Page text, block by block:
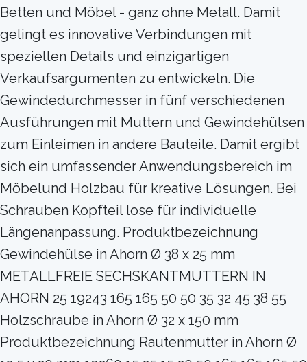
Betten und Möbel - ganz ohne Metall. Damit
gelingt es innovative Verbindungen mit
speziellen Details und einzigartigen
Verkaufsargumenten zu entwickeln. Die
Gewindedurchmesser in fünf verschiedenen
Ausführungen mit Muttern und Gewindehülsen
zum Einleimen in andere Bauteile. Damit ergibt
sich ein umfassender Anwendungsbereich im
Möbelund Holzbau für kreative Lösungen. Bei
Schrauben Kopfteil lose für individuelle
Längenanpassung. Produktbezeichnung
Gewindehülse in Ahorn Ø 38 x 25 mm
METALLFREIE SECHSKANTMUTTERN IN
AHORN 25 19243 165 165 50 50 35 32 45 38 55
Holzschraube in Ahorn Ø 32 x 150 mm
Produktbezeichnung Rautenmutter in Ahorn Ø